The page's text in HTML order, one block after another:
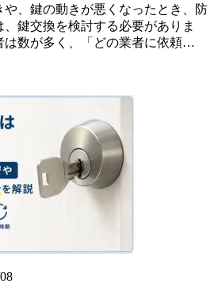
、鍵の動きが悪くなったとき、防
鍵交換を検討する必要がありま
は数が多く、「どの業者に依頼…